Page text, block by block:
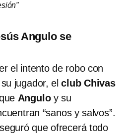
Angulo se
el intento de robo con
jugador, elclub Chivas
Angulo y su
“sanos y salvos”.
que ofrecerá todo